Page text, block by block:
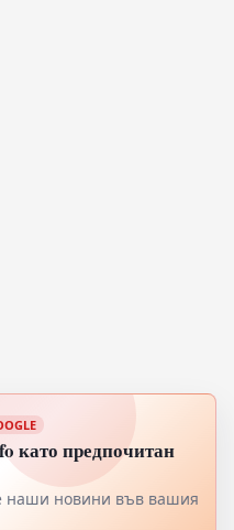
като предпочитан
наши новини във вашия